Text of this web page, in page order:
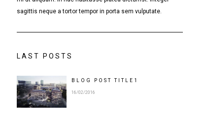
sagittis neque a tortor tempor in porta sem vulputate.
LAST POSTS
BLOG POSTTITLE 1
16/02/2016